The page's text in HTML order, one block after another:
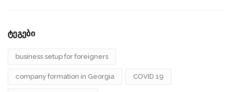
ტეგები
business setup for foreigners
company formation in Georgia COVID 19